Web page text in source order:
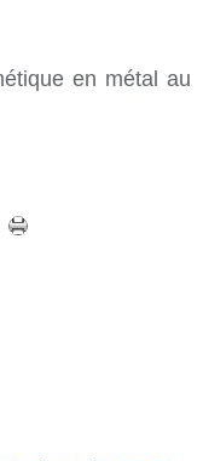
en métal au